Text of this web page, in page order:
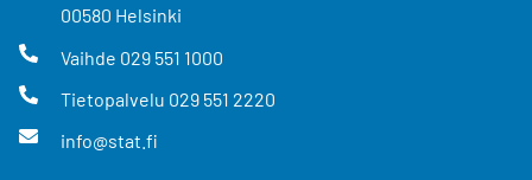
00580 Helsinki
Vaihde 029 551 1000
Tietopalvelu 029 551 2220
info@stat.fi